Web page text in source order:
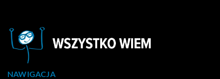
NAWIGACJA